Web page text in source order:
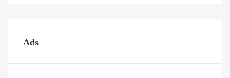
Ads